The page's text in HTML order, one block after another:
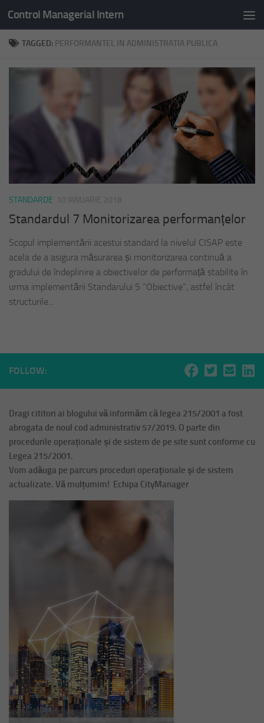
Skip to content
Control Managerial Intern
TAGGED: PERFORMANTEL IN ADMINISTRATIA PUBLICA
STANDARDE 10 IANUARIE 2018
Standardul 7 Monitorizarea performanțelor
Scopul implementării acestui standard la nivelul CISAP este
acela de a asigura măsurarea și monitorizarea continuă a
gradului de îndeplinire a obiectivelor de performață stabilite în
urma implementării Standarului 5 “Obiective”, astfel încât
structurile...
FOLLOW:
Dragi cititori ai blogului vă informăm că legea 215/2001 a fost
abrogata de noul cod administrativ 57/2019. O parte din
procedurile operaționale și de sistem de pe site sunt conforme cu
Legea 215/2001.
Vom adăuga pe parcurs proceduri operaționale și de sistem
actualizate. Vă mulțumim! Echipa CityManager